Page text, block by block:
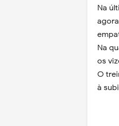
Na
Na
os
O
à